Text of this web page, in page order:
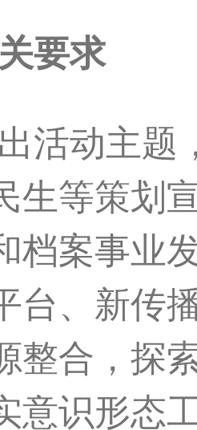
要求
动主题，
生等策划
档案事业
台、新传
整合，探
意识形态